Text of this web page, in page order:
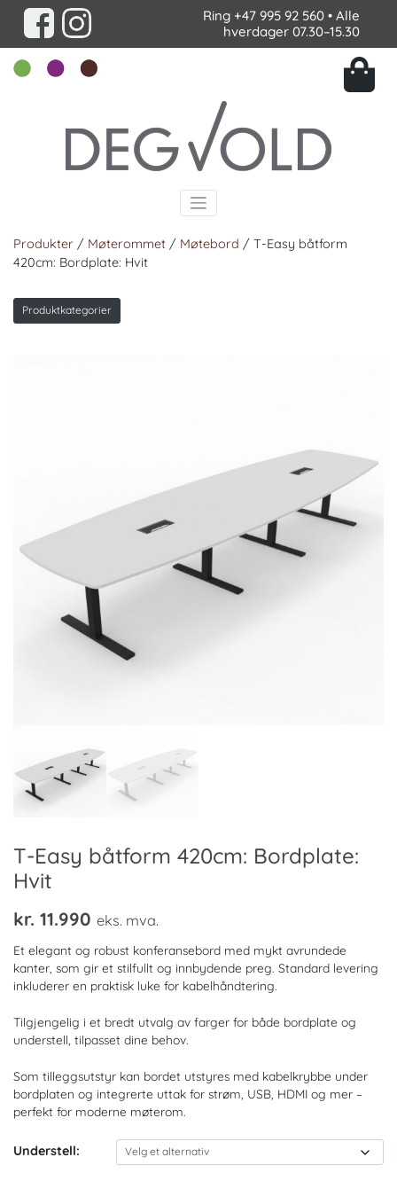
Ring +47 995 92 560 • Alle
hverdager 07.30–15.30
Produkter / Møterommet / Møtebord / T-Easy båtform
420cm: Bordplate: Hvit
Produktkategorier
T-Easy båtform 420cm: Bordplate:
Hvit
kr. 11.990 eks. mva.
Et elegant og robust konferansebord med mykt avrundede
kanter, som gir et stilfullt og innbydende preg. Standard levering
inkluderer en praktisk luke for kabelhåndtering.
Tilgjengelig i et bredt utvalg av farger for både bordplate og
understell, tilpasset dine behov.
Som tilleggsutstyr kan bordet utstyres med kabelkrybbe under
bordplaten og integrerte uttak for strøm, USB, HDMI og mer –
perfekt for moderne møterom.
Understell: